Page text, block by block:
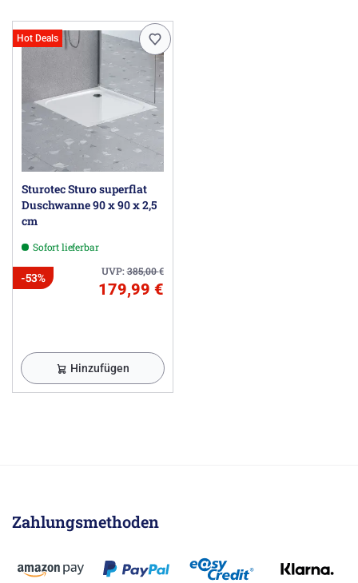
Hot Deals
Sturotec Sturo superflat
Duschwanne 90 x 90 x 2,5
cm
Sofort lieferbar
UVP:385,00€
-53%
179,99 €
Hinzufügen
Zahlungsmethoden